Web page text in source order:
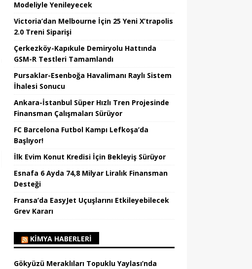
Modeliyle Yenileyecek
Victoria’dan Melbourne İçin 25 Yeni X’trapolis
2.0 Treni Siparişi
Çerkezköy-Kapıkule Demiryolu Hattında
GSM-R Testleri Tamamlandı
Pursaklar-Esenboğa Havalimanı Raylı Sistem
İhalesi Sonucu
Ankara-İstanbul Süper Hızlı Tren Projesinde
Finansman Çalışmaları Sürüyor
FC Barcelona Futbol Kampı Lefkoşa’da
Başlıyor!
İlk Evim Konut Kredisi İçin Bekleyiş Sürüyor
Esnafa 6 Ayda 74,8 Milyar Liralık Finansman
Desteği
Fransa’da EasyJet Uçuşlarını Etkileyebilecek
Grev Kararı
KIMYA HABERLERI
Gökyüzü Meraklıları Topuklu Yaylası’nda